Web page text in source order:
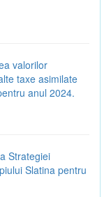
valorilor
taxe asimilate
anul 2024.
Strategiei
Slatina pentru